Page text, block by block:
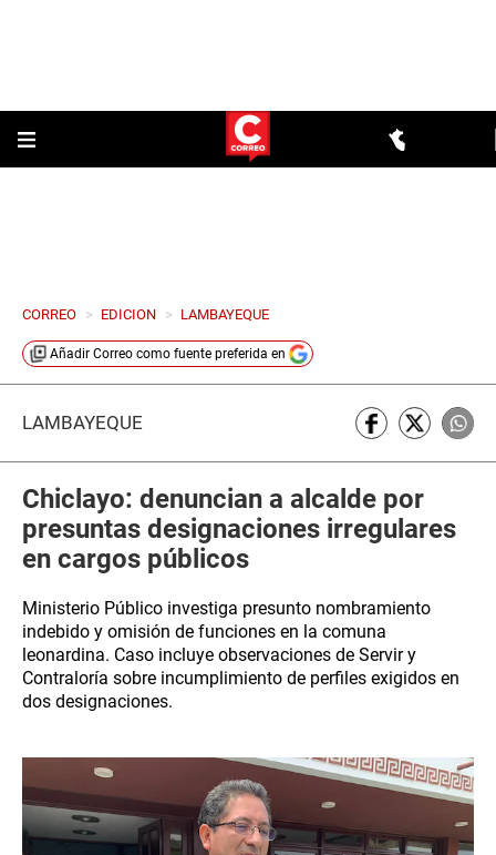
CORREO > EDICION > LAMBAYEQUE
Añadir Correo como fuente preferida en
LAMBAYEQUE
Chiclayo: denuncian a alcalde por
presuntas designaciones irregulares
en cargos públicos
Ministerio Público investiga presunto nombramiento
indebido y omisión de funciones en la comuna
leonardina. Caso incluye observaciones de Servir y
Contraloría sobre incumplimiento de perfiles exigidos en
dos designaciones.